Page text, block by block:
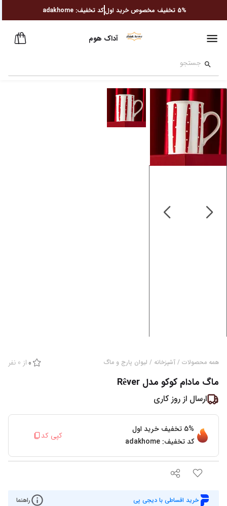
5% تخفیف مخصوص خرید اولکد تخفیف:adakhome
آداک هوم
همه محصولات / آشپزخانه / لیوان پارج و ماگ 0 از 0 نفر
ماگ مادام کوکو مدل Rêver
ارسال از روز کاری
5% تخفیف خرید اول
کد تخفیف: adakhome
کپی کد
خرید اقساطی با دیجی پی راهنما